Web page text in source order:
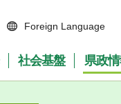
Foreign Language
社会基盤 県政